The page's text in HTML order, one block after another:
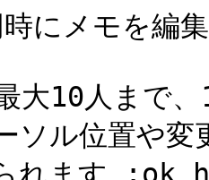
にメモを編
大10人まで
ソル位置や